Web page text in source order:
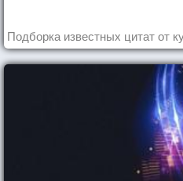
Подборка известных цитат от